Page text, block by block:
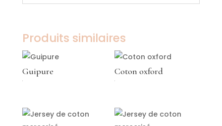
Produits similaires
Guipure Coton oxford